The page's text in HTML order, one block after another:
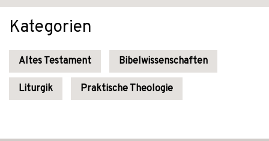
Kategorien
Altes Testament Bibelwissenschaften
Liturgik Praktische Theologie